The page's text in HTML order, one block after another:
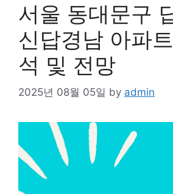
서울 동대문구
신답경남 아파
석 및 전망
2025년 08월 05일 by admin